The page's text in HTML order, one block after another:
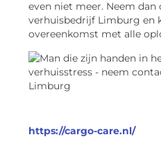
even niet meer. Neem
verhuisbedrijf Limburg en
overeenkomst met alle
https://cargo-care.nl/